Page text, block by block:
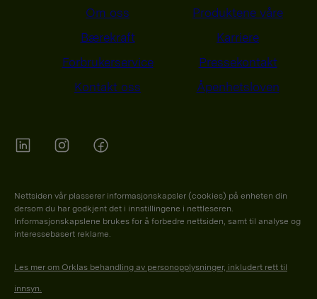
Om oss
Produktene våre
Bærekraft
Karriere
Forbrukerservice
Pressekontakt
Kontakt oss
Åpenhetsloven
Nettsiden vår plasserer informasjonskapsler (cookies) på enheten din
dersom du har godkjent det i innstillingene i nettleseren.
Informasjonskapslene brukes for å forbedre nettsiden, samt til analyse og
interessebasert reklame.
Les mer om Orklas behandling av personopplysninger, inkludert rett til
innsyn.